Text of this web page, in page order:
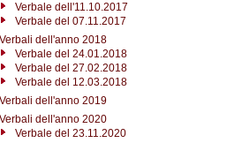
Verbale dell'11.10.2017
Verbale del 07.11.2017
Verbali dell'anno 2018
Verbale del 24.01.2018
Verbale del 27.02.2018
Verbale del 12.03.2018
Verbali dell'anno 2019
Verbali dell'anno 2020
Verbale del 23.11.2020